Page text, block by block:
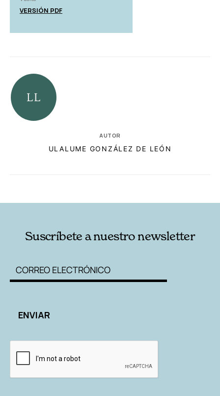
VERSIÓN PDF
AUTOR
ULALUME GONZÁLEZ DE LEÓN
Suscríbete a nuestro newsletter